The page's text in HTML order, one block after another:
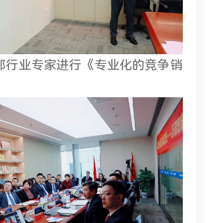
行业专家进行《专业化的竞争销